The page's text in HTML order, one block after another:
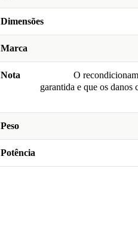
Dimensões
Marca
Nota
O
garantida e que os danos
Peso
Potência